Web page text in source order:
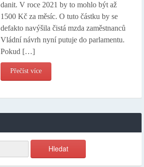
danit. V roce 2021 by to mohlo být až
1500 Kč za měsíc. O tuto částku by se
defakto navýšila čistá mzda zaměstnanců
Vládní návrh nyní putuje do parlamentu.
Pokud […]
Přečíst více